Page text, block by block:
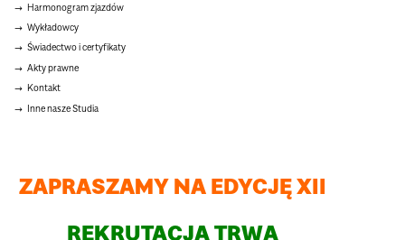
Harmonogram zjazdów
Wykładowcy
Świadectwo i certyfikaty
Akty prawne
Kontakt
Inne nasze Studia
ZAPRASZAMY NA EDYCJĘ XII
REKRUTACJA TRWA